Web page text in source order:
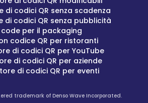
di codici QR senza scadenza
di codici QR senza pubblicità
code per il packaging
codice QR per ristoranti
di codici QR per YouTube
di codici QR per aziende
di codici QR per eventi
trademark of Denso Wave Incorporated.